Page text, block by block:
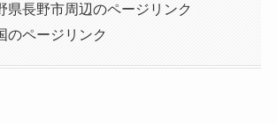
県長野市周辺のページリンク
のページリンク